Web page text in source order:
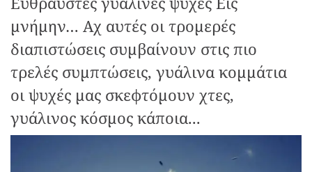
μνήμην… Αχ αυτές οι τρομερές
διαπιστώσεις συμβαίνουν στις πιο
τρελές συμπτώσεις, γυάλινα κομμάτια
οι ψυχές μας σκεφτόμουν χτες,
γυάλινος κόσμος κάποια...